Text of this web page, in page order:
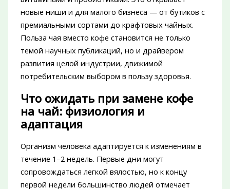
новые ниши и для малого бизнеса — от бутиков с
премиальными сортами до крафтовых чайных.
Польза чая вместо кофе становится не только
темой научных публикаций, но и драйвером
развития целой индустрии, движимой
потребительским выбором в пользу здоровья.
Что ожидать при замене кофе
на чай: физиология и
адаптация
Организм человека адаптируется к изменениям в
течение 1–2 недель. Первые дни могут
сопровождаться легкой вялостью, но к концу
первой недели большинство людей отмечает